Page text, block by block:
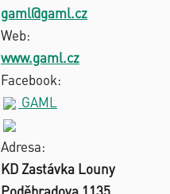
gaml@gaml.cz
Web:
www.gaml.cz
Facebook:
GAML
Adresa:
KD Zastávka Louny
Poděbradova 1135